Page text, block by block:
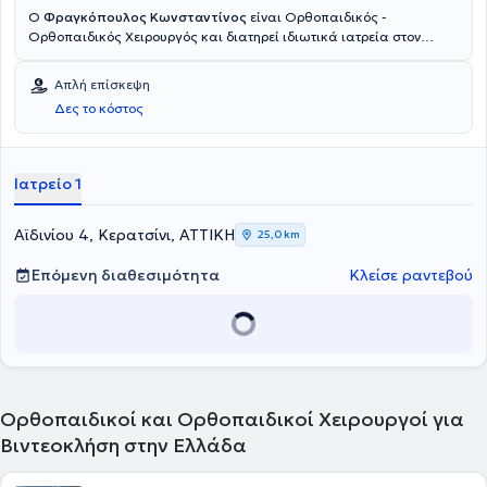
Ο Φραγκόπουλος Κωνσταντίνος είναι Ορθοπαιδικός -
Ορθοπαιδικός Χειρουργός και διατηρεί ιδιωτικά ιατρεία στον
Παιδορθοπαιδικό τμήμα του Metropolitan Hospital. Επιπλέον, έχει
εργαστεί στην Ορθοπαιδική Kλινική του Γενικού Νοσοκομείου
Νίκαιας - Πειραιά "Άγιος Παντελεήμων, στη Β' Παιδορθοπαιδική
Κλινική του Γενικού Νοσοκοείου Παίδων Αθηνών "Αγία Σοφία" και
Νοσοκομείου Αττικής ΚΑΤ. Τέλος, ο γιατρός εξειδικεύεται στην
παιδο-ορθοπεδική, στις αθλητικές κακώσεις και στην
Απλή επίσκεψη
Δες το κόστος
Ιατρείο 1
Αϊδινίου 4, Κερατσίνι, ΑΤΤΙΚΗ 25,0 km
Επόμενη διαθεσιμότητα Κλείσε ραντεβού
Ορθοπαιδικοί και Ορθοπαιδικοί Χειρουργοί για
Βιντεοκλήση στην Ελλάδα